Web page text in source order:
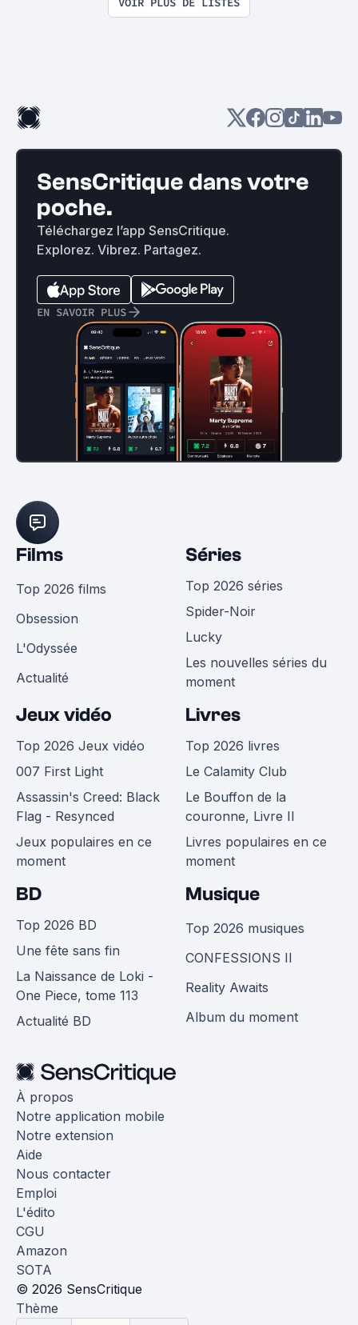
SensCritique dans votre
poche.
Téléchargez l’app SensCritique.
Explorez. Vibrez. Partagez.
EN SAVOIR PLUS
Films
Top 2026 films
Obsession
L'Odyssée
Actualité
Séries
Top 2026 séries
Spider-Noir
Lucky
Les nouvelles séries du
moment
Jeux vidéo
Top 2026 Jeux vidéo
007 First Light
Assassin's Creed: Black
Flag - Resynced
Jeux populaires en ce
moment
Livres
Top 2026 livres
Le Calamity Club
Le Bouffon de la
couronne, Livre II
Livres populaires en ce
moment
BD
Top 2026 BD
Une fête sans fin
La Naissance de Loki -
One Piece, tome 113
Actualité BD
Musique
Top 2026 musiques
CONFESSIONS II
Reality Awaits
Album du moment
À propos
Notre application mobile
Notre extension
Aide
Nous contacter
Emploi
L'édito
CGU
Amazon
SOTA
© 2026 SensCritique
Thème